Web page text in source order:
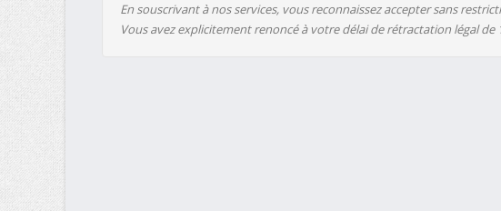
En souscrivant à nos services, vous reconnaissez accepter sans
Vous avez explicitement renoncé à votre délai de rétractation légal